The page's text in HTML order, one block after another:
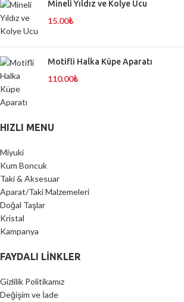
Mineli Yıldız ve Kolye Ucu
15.00₺
Motifli Halka Küpe Aparatı
110.00₺
HIZLI MENU
Miyuki
Kum Boncuk
Taki & Aksesuar
Aparat/Taki Malzemeleri
Doğal Taşlar
Kristal
Kampanya
FAYDALI LİNKLER
Gizlilik Politikamız
Değişim ve İade